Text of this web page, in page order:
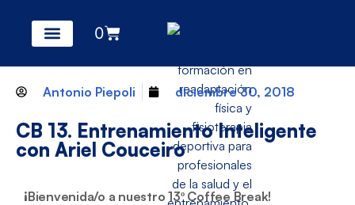
0
Antonio Piepoli diciembre 30, 2018
CB 13. Entrenamiento Inteligente
con Ariel Couceiro
¡Bienvenida/o a nuestro 13º Coffee Break!